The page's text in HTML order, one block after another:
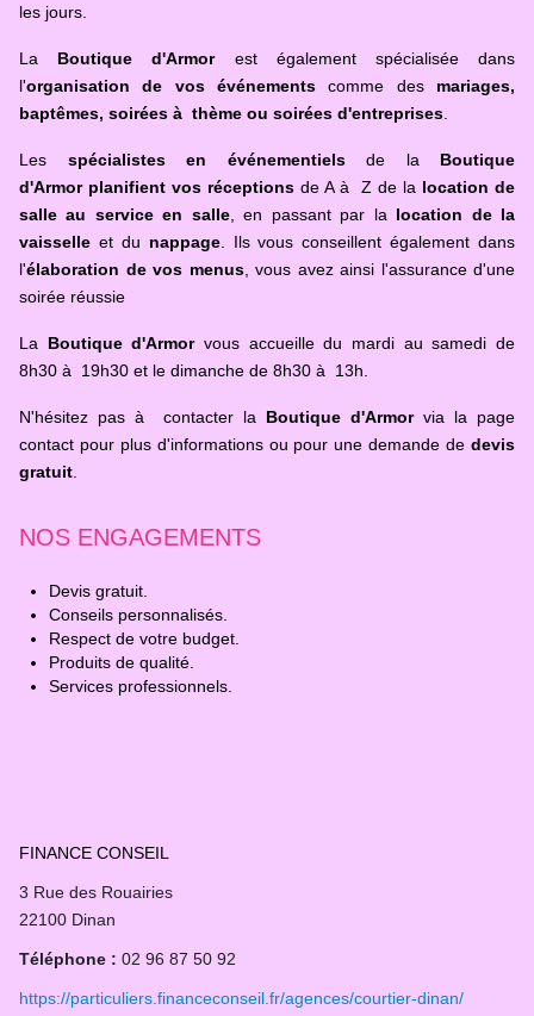
les jours.
La Boutique d'Armorest également spécialisée dans
l'organisation de vos événements comme des mariages,
baptêmes, soirées à thème ou soirées d'entreprises
Les spécialistes en événementiels de la Boutique
d'Armor planifient vos réceptions de A à Z de la location de
salle au service en salle, en passant par la location de la
vaisselle et du nappage. Ils vous conseillent également dans
l'élaboration de vos menus, vous avez ainsi l'assurance d'une
soirée réussie
La Boutique d'Armorvous accueille du mardi au samedi de
8h30 à 19h30 et le dimanche de 8h30 à 13h.
N'hésitez pas à contacter la Boutique d'Armor via la page
contact pour plus d'informations ou pour une demande de devis
gratuit
NOS ENGAGEMENTS
Devis gratuit.
Conseils personnalisés.
Respect de votre budget.
Produits de qualité.
Services professionnels.
FINANCE CONSEIL
3 Rue des Rouairies
22100 Dinan
Téléphone : 02 96 87 50 92
https://particuliers.financeconseil.fr/agences/courtier-dinan/